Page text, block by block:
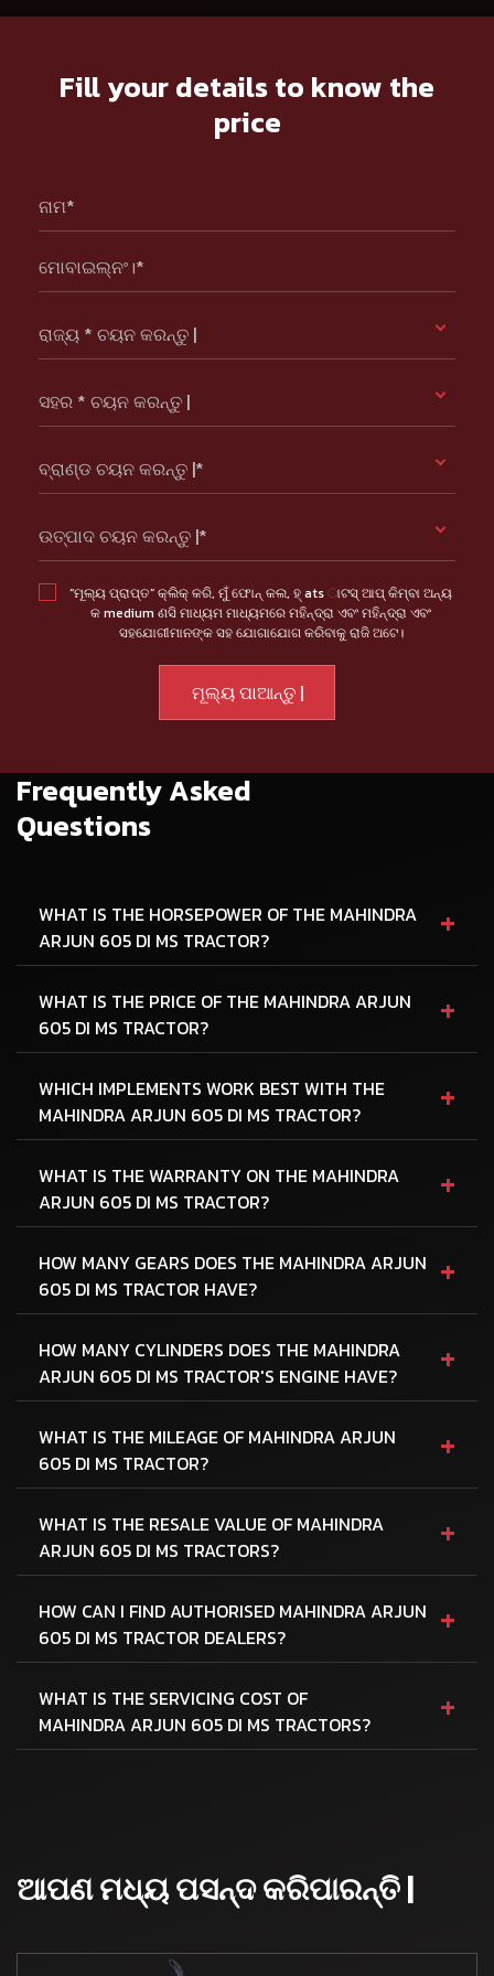
Fill your details to know the
price
ନାମ*
ମୋବାଇଲ୍ନଂ।*
ରାଜ୍ୟ * ଚୟନ କରନ୍ତୁ |
ସହର * ଚୟନ କରନ୍ତୁ |
ବ୍ରାଣ୍ଡ ଚୟନ କରନ୍ତୁ |*
ଉତ୍ପାଦ ଚୟନ କରନ୍ତୁ |*
“ମୂଲ୍ୟ ପ୍ରାପ୍ତ” କ୍ଲିକ୍ କରି, ମୁଁ ଫୋନ୍ କଲ, ହ୍ ats ାଟସ୍ ଆପ୍ କିମ୍ବା ଅନ୍ୟ
କ medium ଣସି ମାଧ୍ୟମ ମାଧ୍ୟମରେ ମହିନ୍ଦ୍ରା ଏବଂ ମହିନ୍ଦ୍ରା ଏବଂ
ସହଯୋଗୀମାନଙ୍କ ସହ ଯୋଗାଯୋଗ କରିବାକୁ ରାଜି ଅଟେ।
Frequently Asked
Questions
WHAT IS THE HORSEPOWER OF THE MAHINDRA
ARJUN 605 DI MS TRACTOR?
+
WHAT IS THE PRICE OF THE MAHINDRA ARJUN
605 DI MS TRACTOR?
+
WHICH IMPLEMENTS WORK BEST WITH THE
MAHINDRA ARJUN 605 DI MS TRACTOR?
+
WHAT IS THE WARRANTY ON THE MAHINDRA
ARJUN 605 DI MS TRACTOR?
+
HOW MANY GEARS DOES THE MAHINDRA ARJUN
605 DI MS TRACTOR HAVE?
+
HOW MANY CYLINDERS DOES THE MAHINDRA
ARJUN 605 DI MS TRACTOR'S ENGINE HAVE?
+
WHAT IS THE MILEAGE OF MAHINDRA ARJUN
605 DI MS TRACTOR?
+
WHAT IS THE RESALE VALUE OF MAHINDRA
ARJUN 605 DI MS TRACTORS?
+
HOW CAN I FIND AUTHORISED MAHINDRA ARJUN
605 DI MS TRACTOR DEALERS?
+
WHAT IS THE SERVICING COST OF
MAHINDRA ARJUN 605 DI MS TRACTORS?
+
ଆପଣ ମଧ୍ୟ ପସନ୍ଦ କରିପାରନ୍ତି |